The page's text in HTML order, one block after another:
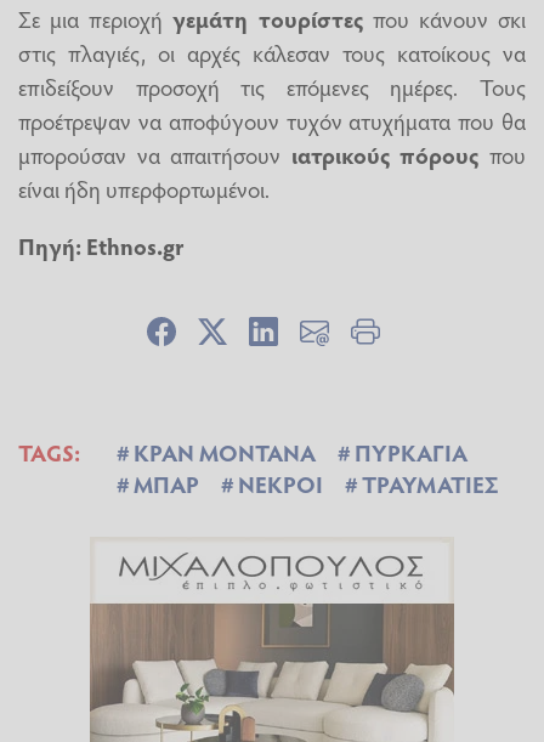
Σε μια περιοχήγεμάτη τουρίστεςπου κάνουν σκι
στις πλαγιές, οι αρχές κάλεσαν τους κατοίκους να
επιδείξουν προσοχή τις επόμενες ημέρες. Τους
προέτρεψαν να αποφύγουν τυχόν ατυχήματα που θα
μπορούσαν να απαιτήσουν ιατρικούς πόρους που
είναι ήδη υπερφορτωμένοι.
Πηγή: Ethnos.gr
TAGS: ΚΡΑΝ ΜΟΝΤΑΝΑ
ΠΥΡΚΑΓΙΑ
ΜΠΑΡ
ΝΕΚΡΟΙ ΤΡΑΥΜΑΤΙΕΣ